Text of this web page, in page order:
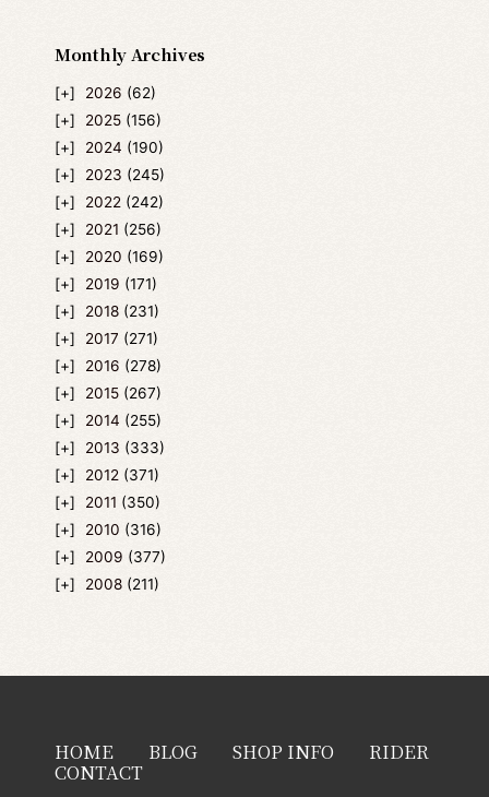
Monthly Archives
2026 (62)
2025 (156)
2024 (190)
2023 (245)
2022 (242)
2021 (256)
2020 (169)
2019 (171)
2018 (231)
2017 (271)
2016 (278)
2015 (267)
2014 (255)
2013 (333)
2012 (371)
2011 (350)
2010 (316)
2009 (377)
2008 (211)
HOME BLOG SHOP INFO RIDER
CONTACT